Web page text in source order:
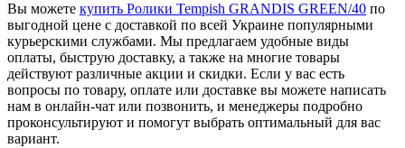
Вы можете купить Ролики Tempish GRANDIS GREEN/40 по
выгодной цене с доставкой по всей Украине популярными
курьерскими службами. Мы предлагаем удобные виды
оплаты, быструю доставку, а также на многие товары
действуют различные акции и скидки. Если у вас есть
вопросы по товару, оплате или доставке вы можете написать
нам в онлайн-чат или позвонить, и менеджеры подробно
проконсультируют и помогут выбрать оптимальный для вас
вариант.